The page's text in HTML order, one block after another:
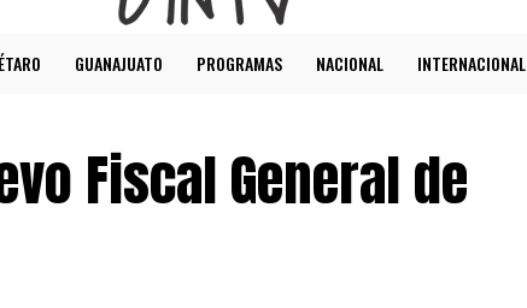
GUANAJUATO PROGRAMAS NACIONAL INTERNACIONAL
Fiscal General de